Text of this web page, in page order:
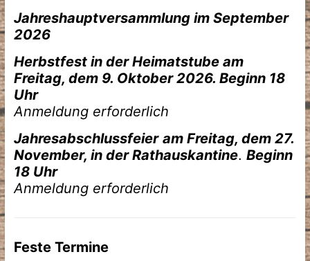
Jahreshauptversammlung im September
2026
Herbstfest in der Heimatstube am
Freitag, dem 9. Oktober 2026. Beginn 18
Uhr
Anmeldung erforderlich
Jahresabschlussfeier am Freitag, dem 27.
November, in der Rathauskantine. Beginn
18 Uhr
Anmeldung erforderlich
Feste Termine